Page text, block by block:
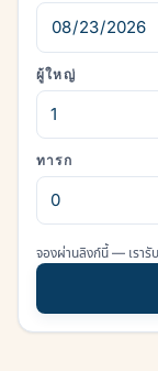
ผู้ใหญ่
ทารก
จองผ่านลิงก์นี้ — เรารั